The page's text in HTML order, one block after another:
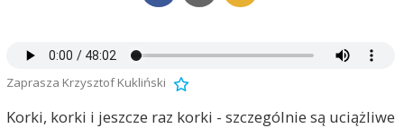
Zaprasza Krzysztof Kukliński
Korki, korki i jeszcze raz korki - szczególnie są uciążliwe